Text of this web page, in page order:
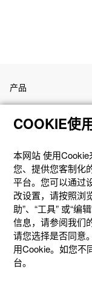
产品
客户支持
资讯
COOKIE使
本网站 使⽤
您、提供您客制化
平台。您可以通过
改设置，请按照浏
助”、“⼯具” 或“编
信息，请参阅我们
请您选择是否同意
用Cookie。如您不
台。